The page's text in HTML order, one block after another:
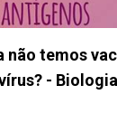
não temos
-